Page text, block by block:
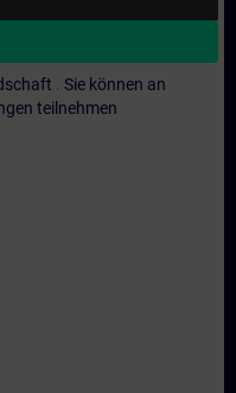
Sie können an
teilnehmen